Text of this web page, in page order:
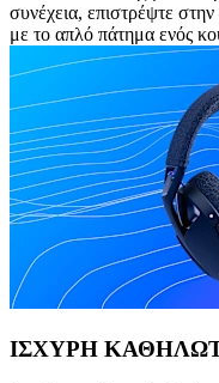
συνέχεια, επιστρέψτε
με το απλό πάτημα ενός
ΙΣΧΥΡΗ